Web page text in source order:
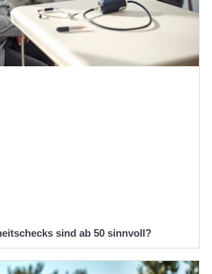
sind ab 50 sinnvoll?